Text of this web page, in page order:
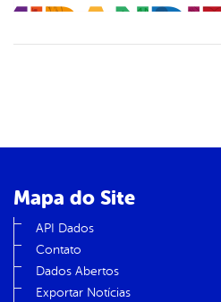
Mapa do Site
API Dados
Contato
Dados Abertos
Exportar Notícias